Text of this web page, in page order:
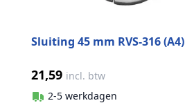
Sluiting 45 mm RVS-316 (A4)
21,59 incl. btw
2-5 werkdagen